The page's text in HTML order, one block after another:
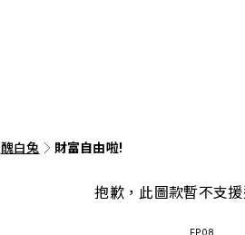
醜白兔 財富自由啦!
抱歉，此圖款暫不支
EP08